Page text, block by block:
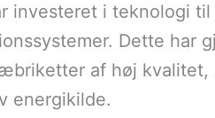
investeret i teknologi
Dette har
af høj kvalitet,
energikilde.